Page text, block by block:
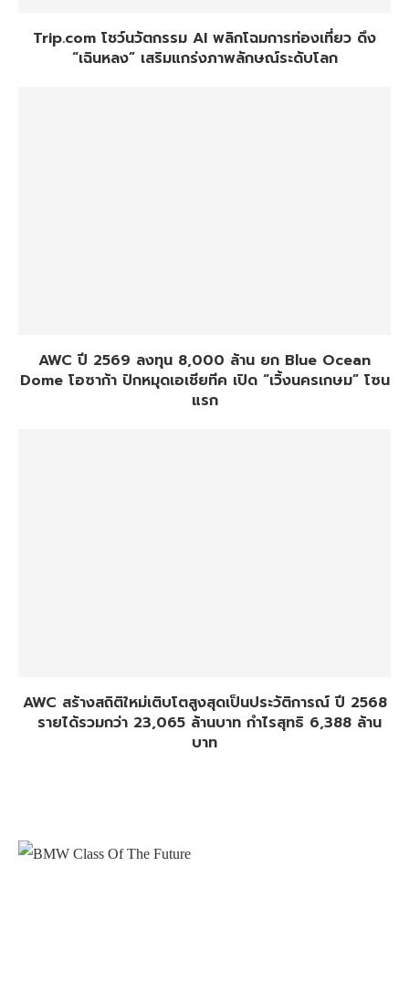
Trip.com โชว์นวัตกรรม AI พลิกโฉมการท่องเที่ยว ดึง
“เฉินหลง” เสริมแกร่งภาพลักษณ์ระดับโลก
AWC ปี 2569 ลงทุน 8,000 ล้าน ยก Blue Ocean
Dome โอซาก้า ปักหมุดเอเชียทีค เปิด “เวิ้งนครเกษม” โซน
แรก
AWC สร้างสถิติใหม่เติบโตสูงสุดเป็นประวัติการณ์ ปี 2568
รายได้รวมกว่า 23,065 ล้านบาท กำไรสุทธิ 6,388 ล้าน
บาท